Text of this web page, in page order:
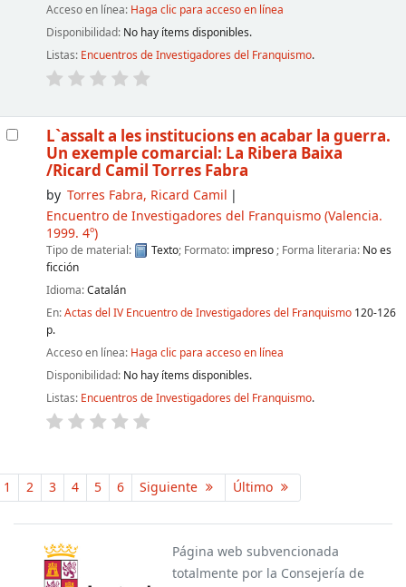
Acceso en línea: Haga clic para acceso en línea
Disponibilidad: No hay ítems disponibles.
Listas: Encuentros de Investigadores del Franquismo.
L`assalt a les institucions en acabar la guerra.
Un exemple comarcial: La Ribera Baixa
/Ricard Camil Torres Fabra
by Torres Fabra, Ricard Camil
Encuentro de Investigadores del Franquismo(Valencia.
1999. 4º)
Tipo de material: Texto; Formato: impreso ; Forma literaria: No es
ficción
Idioma:Catalán
En:Actas del IV Encuentro de Investigadores del Franquismo120-126
p.
Acceso en línea: Haga clic para acceso en línea
Disponibilidad: No hay ítems disponibles.
Listas: Encuentros de Investigadores del Franquismo.
1 2 3 4 5 6 Siguiente Último
Página web subvencionada
totalmente por la Consejería de